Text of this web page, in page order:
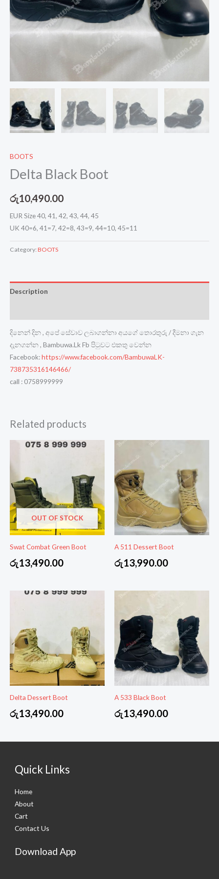
BOOTS
Delta Black Boot
රු10,490.00
EUR Size 40, 41, 42, 43, 44, 45
UK 40=6, 41=7, 42=8, 43=9, 44=10, 45=11
Category: BOOTS
Description
දිනෙන් දින , අපේ සේවාව ලබාගන්නා අයගේ තොරතුරු / දීමනා ගැන
දැනගන්න , Bambuwa.Lk Fb පිටුවට එකතු වෙන්න
Facebook:https://www.facebook.com/BambuwaLK-
738735316146466/
call : 0758999999
Related products
OUT OF STOCK
Swat Combat Green Boot
රු13,490.00
A 511 Dessert Boot
රු13,990.00
Delta Dessert Boot
රු13,490.00
A 533 Black Boot
රු13,490.00
Quick Links
Home
About
Cart
Contact Us
Download App